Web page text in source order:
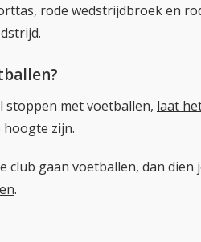
rode wedstrijdbroek en
stoppen met voetballen, laat
hoogte zijn.
club gaan voetballen, dan dien
.